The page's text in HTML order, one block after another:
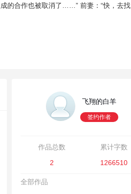
的合作也被取消了……” 前妻：“快，去找
飞翔的白羊
签约作者
作品总数
2
累计字数
1266510
全部作品